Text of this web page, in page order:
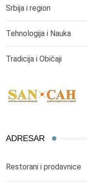
Srbija i region
Tehnologija i Nauka
Tradicija i Običaji
ADRESAR
Restorani i prodavnice